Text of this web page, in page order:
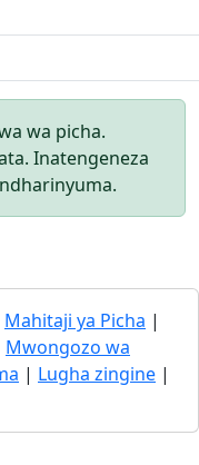
wa picha.
Inatengeneza
Mahitaji ya Picha |
Mwongozo wa
| Lugha zingine |